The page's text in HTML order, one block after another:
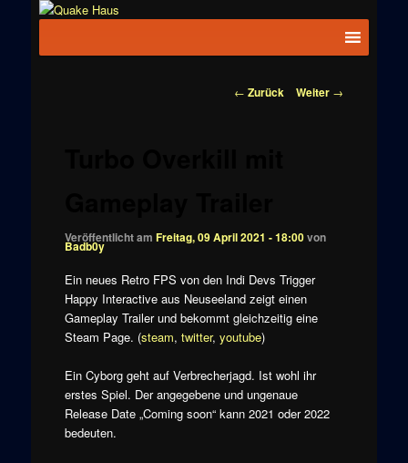
News zu
Beitragsnavigation
← Zurück Weiter →
Veröffentlicht am Freitag, 09 April 2021 - 18:00von
Badb0y
Ein neues Retro FPS von den Indi Devs Trigger
Happy Interactive aus Neuseeland zeigt einen
Gameplay Trailer und bekommt gleichzeitig eine
Steam Page. (steam, twitter, youtube)
Ein Cyborg geht auf Verbrecherjagd. Ist wohl ihr
erstes Spiel. Der angegebene und ungenaue
Release Date „Coming soon“ kann 2021 oder 2022
bedeuten.